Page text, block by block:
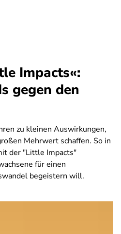
Impacts«:
gegen den
zu kleinen Auswirkungen,
Mehrwert schaffen. So in
der "Little Impacts"
für einen
begeistern will.